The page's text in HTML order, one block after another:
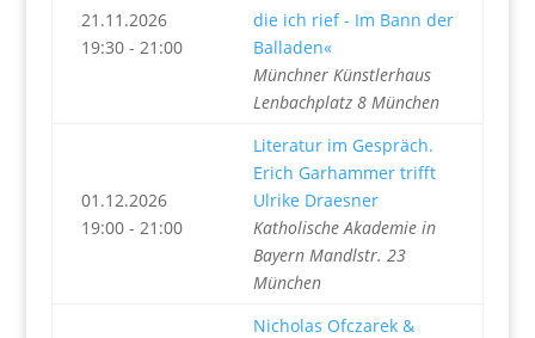
21.11.2026
19:30 - 21:00
die ich rief - Im Bann der
Balladen«
Münchner Künstlerhaus
Lenbachplatz 8 München
01.12.2026
19:00 - 21:00
Literatur im Gespräch.
Erich Garhammer trifft
Ulrike Draesner
Katholische Akademie in
Bayern Mandlstr. 23
München
Nicholas Ofczarek &